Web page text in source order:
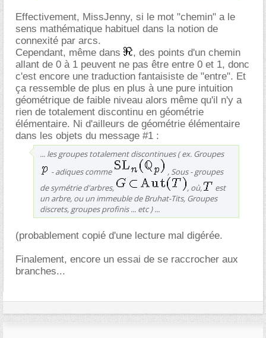
Effectivement, MissJenny, si le mot "chemin" a le
sens mathématique habituel dans la notion de
connexité par arcs.
Cependant, même dans
, des points d'un chemin
allant de 0 à 1 peuvent ne pas être entre 0 et 1, donc
c'est encore une traduction fantaisiste de "entre". Et
ça ressemble de plus en plus à une pure intuition
géométrique de faible niveau alors même qu'il n'y a
rien de totalement discontinu en géométrie
élémentaire. Ni d'ailleurs de géométrie élémentaire
dans les objets du message #1 :
... les groupes totalement discontinues ( ex. Groupes
- adiques comme
, Sous - groupes
de symétrie d'arbres,
, où,
est
un arbre, ou un immeuble de Bruhat-Tits, Groupes
discrets, groupes profinis ... etc ) ...
(probablement copié d'une lecture mal digérée.
Finalement, encore un essai de se raccrocher aux
branches...